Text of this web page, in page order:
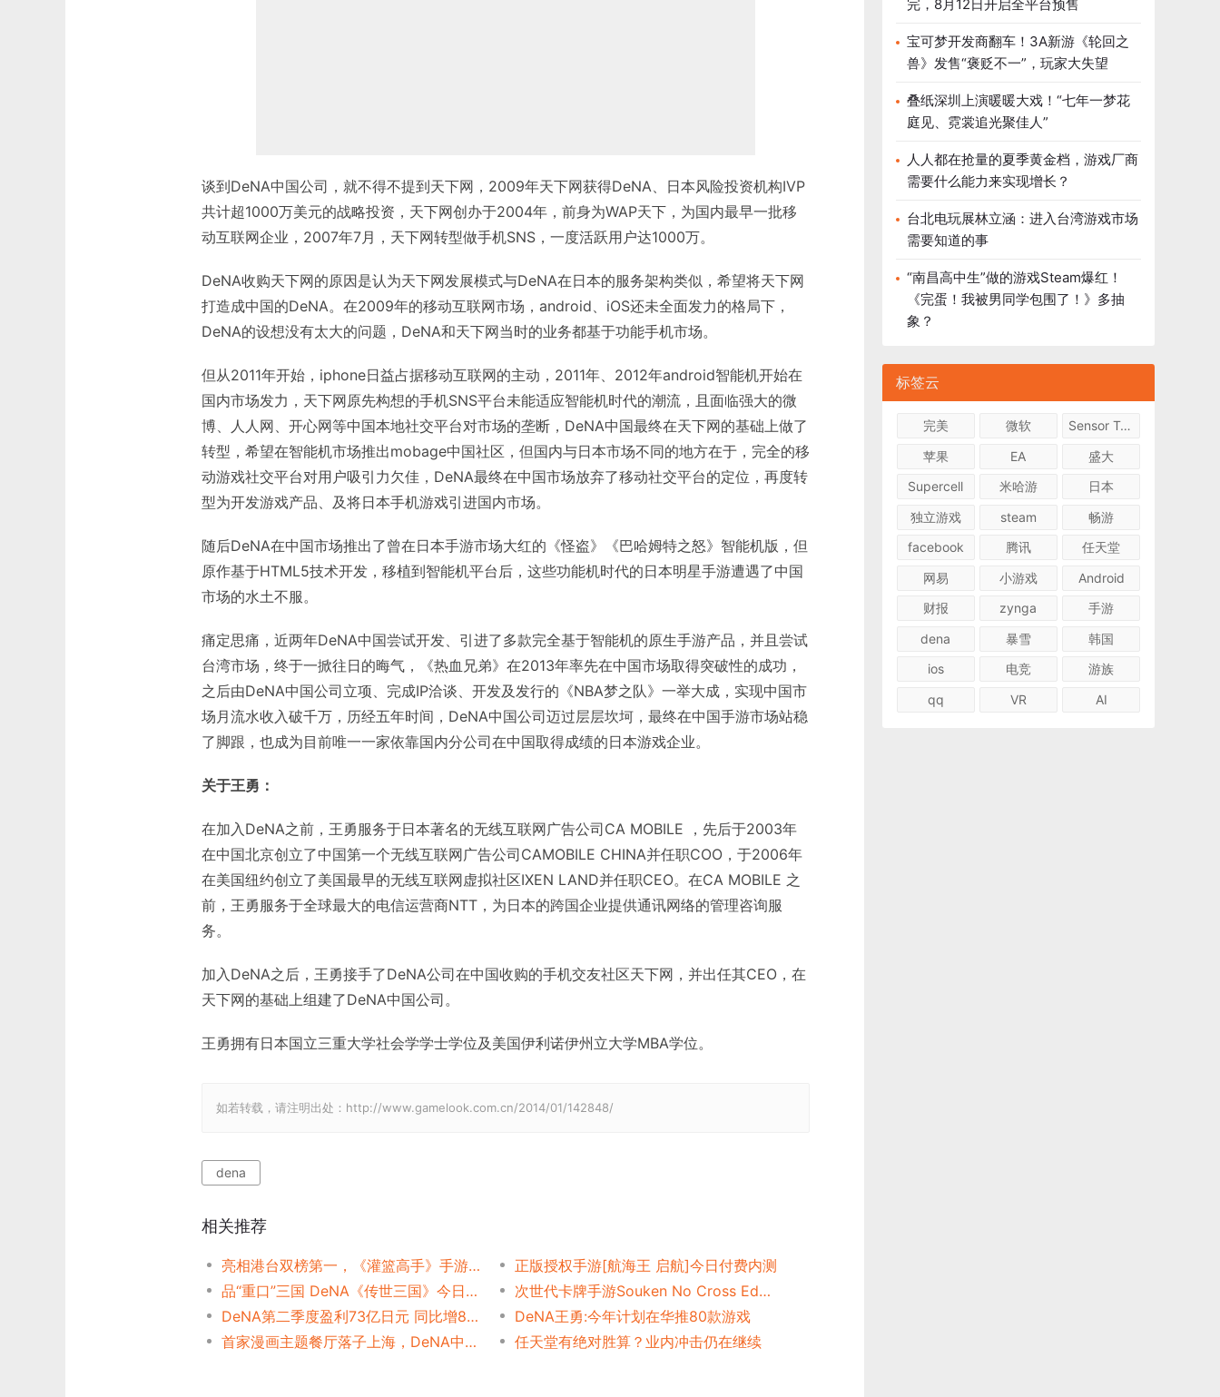
谈到DeNA中国公司，就不得不提到天下网，2009年天下网获得DeNA、日本风险投资机构IVP
共计超1000万美元的战略投资，天下网创办于2004年，前身为WAP天下，为国内最早一批移
动互联网企业，2007年7月，天下网转型做手机SNS，一度活跃用户达1000万。
DeNA收购天下网的原因是认为天下网发展模式与DeNA在日本的服务架构类似，希望将天下网
打造成中国的DeNA。在2009年的移动互联网市场，android、iOS还未全面发力的格局下，
DeNA的设想没有太大的问题，DeNA和天下网当时的业务都基于功能手机市场。
但从2011年开始，iphone日益占据移动互联网的主动，2011年、2012年android智能机开始在
国内市场发力，天下网原先构想的手机SNS平台未能适应智能机时代的潮流，且面临强大的微
博、人人网、开心网等中国本地社交平台对市场的垄断，DeNA中国最终在天下网的基础上做了
转型，希望在智能机市场推出mobage中国社区，但国内与日本市场不同的地方在于，完全的移
动游戏社交平台对用户吸引力欠佳，DeNA最终在中国市场放弃了移动社交平台的定位，再度转
型为开发游戏产品、及将日本手机游戏引进国内市场。
随后DeNA在中国市场推出了曾在日本手游市场大红的《怪盗》《巴哈姆特之怒》智能机版，但
原作基于HTML5技术开发，移植到智能机平台后，这些功能机时代的日本明星手游遭遇了中国
市场的水土不服。
痛定思痛，近两年DeNA中国尝试开发、引进了多款完全基于智能机的原生手游产品，并且尝试
台湾市场，终于一掀往日的晦气，《热血兄弟》在2013年率先在中国市场取得突破性的成功，
之后由DeNA中国公司立项、完成IP洽谈、开发及发行的《NBA梦之队》一举大成，实现中国市
场月流水收入破千万，历经五年时间，DeNA中国公司迈过层层坎坷，最终在中国手游市场站稳
了脚跟，也成为目前唯一一家依靠国内分公司在中国取得成绩的日本游戏企业。
关于王勇：
在加入DeNA之前，王勇服务于日本著名的无线互联网广告公司CA MOBILE ，先后于2003年
在中国北京创立了中国第一个无线互联网广告公司CAMOBILE CHINA并任职COO，于2006年
在美国纽约创立了美国最早的无线互联网虚拟社区IXEN LAND并任职CEO。在CA MOBILE 之
前，王勇服务于全球最大的电信运营商NTT，为日本的跨国企业提供通讯网络的管理咨询服
务。
加入DeNA之后，王勇接手了DeNA公司在中国收购的手机交友社区天下网，并出任其CEO，在
天下网的基础上组建了DeNA中国公司。
王勇拥有日本国立三重大学社会学学士学位及美国伊利诺伊州立大学MBA学位。
如若转载，请注明出处：http://www.gamelook.com.cn/2014/01/142848/
dena
相关推荐
亮相港台双榜第一，《灌篮高手》手游电竞布局再深化
正版授权手游[航海王 启航]今日付费内测
品“重口”三国 DeNA《传世三国》今日公测
次世代卡牌手游Souken No Cross Edge推出
DeNA第二季度盈利73亿日元 同比增83%
DeNA王勇:今年计划在华推80款游戏
首家漫画主题餐厅落子上海，DeNA中国开启IP赋能全新想象
任天堂有绝对胜算？业内冲击仍在继续
完，8月12日开启全平台预售
宝可梦开发商翻车！3A新游《轮回之
兽》发售“褒贬不一”，玩家大失望
叠纸深圳上演暖暖大戏！“七年一梦花
庭见、霓裳追光聚佳人”
人人都在抢量的夏季黄金档，游戏厂商
需要什么能力来实现增长？
台北电玩展林立涵：进入台湾游戏市场
需要知道的事
“南昌高中生”做的游戏Steam爆红！
《完蛋！我被男同学包围了！》多抽
象？
标签云
完美 微软
Sensor Tower
苹果
EA
盛大
Supercell
米哈游
日本
独立游戏
steam
畅游
facebook
腾讯
任天堂
网易
小游戏
Android
财报
zynga
手游
dena
暴雪
韩国
ios
电竞
游族
qq
VR AI